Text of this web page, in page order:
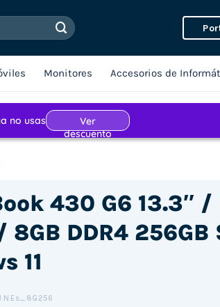
Monitores Accesorios de
430 G6 13.3″
DDR4 256GB
11